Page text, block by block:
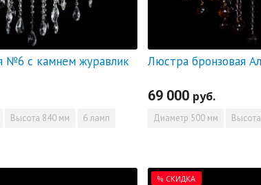
№6 с камнем журавлик
Высота 840 мм 6 ламп
69 000 руб.
Диаметр 500 мм Высота
% СКИДКА